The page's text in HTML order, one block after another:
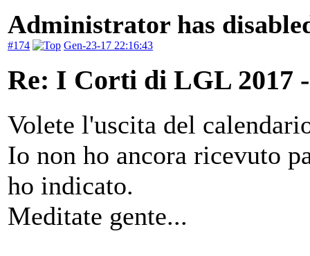
Administrator has
#174 Gen-23-17 22:16:43
Re: I Corti di LGL 2017
Volete l'uscita del
Io non ho ancora ricevuto
ho indicato.
Meditate gente...